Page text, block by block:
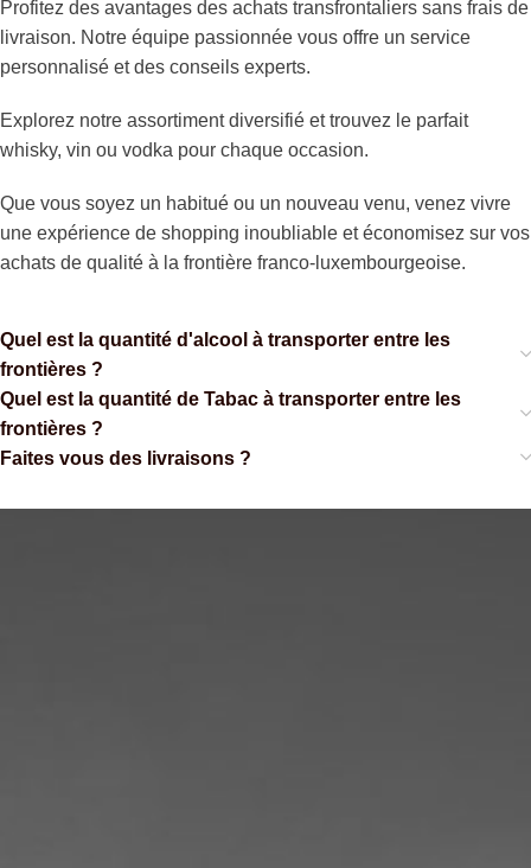
Profitez des avantages des achats transfrontaliers sans frais de
livraison. Notre équipe passionnée vous offre un service
personnalisé et des conseils experts.
Explorez notre assortiment diversifié et trouvez le parfait
whisky, vin ou vodka pour chaque occasion.
Que vous soyez un habitué ou un nouveau venu, venez vivre
une expérience de shopping inoubliable et économisez sur vos
achats de qualité à la frontière franco-luxembourgeoise.
Quel est la quantité d'alcool à transporter entre les
frontières ?
Quel est la quantité de Tabac à transporter entre les
frontières ?
Faites vous des livraisons ?